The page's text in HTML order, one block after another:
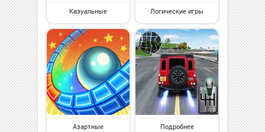
Казуальные Логические игры
Азартные Подробнее